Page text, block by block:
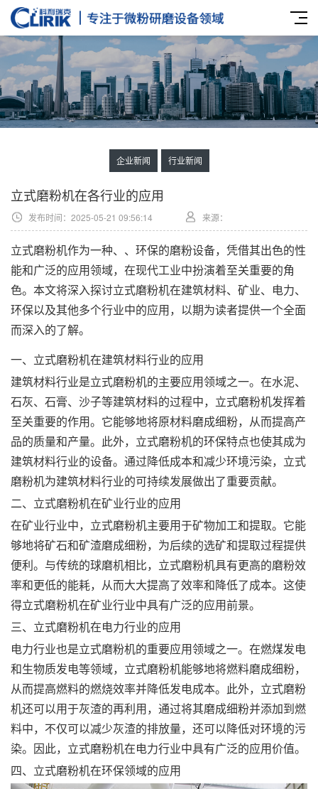
企业新闻 行业新闻
‌立式磨粉机在各行业的应用
发布时间：2025-05-21 09:56:14 来源：
立式磨粉机作为一种、、环保的磨粉设备，凭借其出色的性
能和广泛的应用领域，在现代工业中扮演着至关重要的角
色。本文将深入探讨立式磨粉机在建筑材料、矿业、电力、
环保以及其他多个行业中的应用，以期为读者提供一个全面
而深入的了解。
一、立式磨粉机在建筑材料行业的应用
建筑材料行业是立式磨粉机的主要应用领域之一。在水泥、
石灰、石膏、沙子等建筑材料的过程中，立式磨粉机发挥着
至关重要的作用。它能够地将原材料磨成细粉，从而提高产
品的质量和产量。此外，立式磨粉机的环保特点也使其成为
建筑材料行业的设备。通过降低成本和减少环境污染，立式
磨粉机为建筑材料行业的可持续发展做出了重要贡献。
二、立式磨粉机在矿业行业的应用
在矿业行业中，立式磨粉机主要用于矿物加工和提取。它能
够地将矿石和矿渣磨成细粉，为后续的选矿和提取过程提供
便利。与传统的球磨机相比，立式磨粉机具有更高的磨粉效
率和更低的能耗，从而大大提高了效率和降低了成本。这使
得立式磨粉机在矿业行业中具有广泛的应用前景。
三、立式磨粉机在电力行业的应用
电力行业也是立式磨粉机的重要应用领域之一。在燃煤发电
和生物质发电等领域，立式磨粉机能够地将燃料磨成细粉，
从而提高燃料的燃烧效率并降低发电成本。此外，立式磨粉
机还可以用于灰渣的再利用，通过将其磨成细粉并添加到燃
料中，不仅可以减少灰渣的排放量，还可以降低对环境的污
染。因此，立式磨粉机在电力行业中具有广泛的应用价值。
四、立式磨粉机在环保领域的应用